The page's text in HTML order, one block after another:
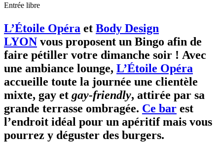
Entrée libre
L’Étoile Opéra et Body Design
LYON vous proposent un Bingo afin de
faire pétiller votre dimanche soir ! Avec
une ambiance lounge, L’Étoile Opéra
accueille toute la journée une clientèle
mixte, gay et gay-friendly, attirée par sa
grande terrasse ombragée. Ce bar est
l’endroit idéal pour un apéritif mais vous
pourrez y déguster des burgers.